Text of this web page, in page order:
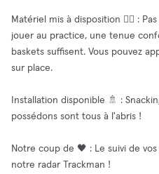
Matériel mis à disposition 🧘‍♂️ :
jouer au practice, une tenue
baskets suffisent. Vous pouvez
sur place.
Installation disponible 🚿 :
possédons sont tous à l'abris !
Notre coup de 🖤 : Le suivi de
notre radar Trackman !